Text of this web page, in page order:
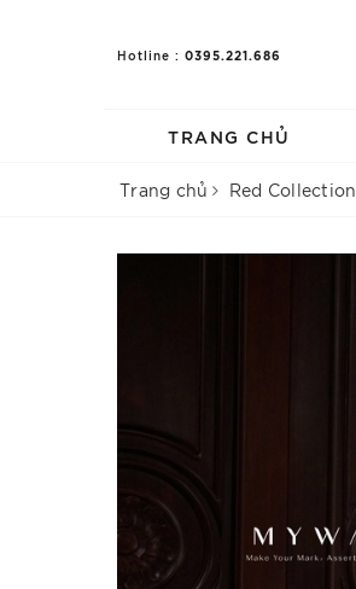
Hotline : 0395.221.686
TRANG CHỦ
Trang chủ Red Collection